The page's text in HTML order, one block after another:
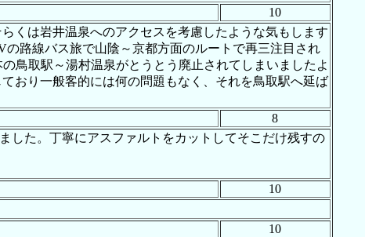
10
くは岩井温泉へのアクセスを考慮したような気もします
路線バス旅で山陰～京都方面のルートで再三注目され
鳥取駅～湯村温泉がとうとう廃止されてしまいましたよ
おり一般客的には何の問題もなく、それを鳥取駅へ延ば
8
した。丁寧にアスファルトをカットしてそこだけ残すの
10
10